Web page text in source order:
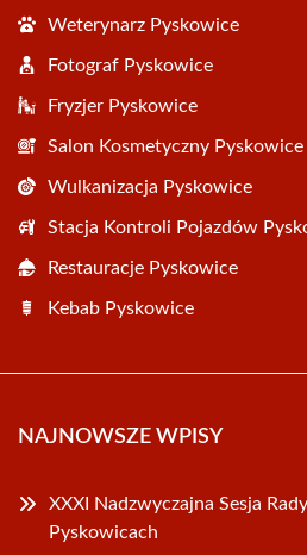
Weterynarz Pyskowice
Fotograf Pyskowice
Fryzjer Pyskowice
Salon Kosmetyczny Pyskowice
Wulkanizacja Pyskowice
Stacja Kontroli Pojazdów
Restauracje Pyskowice
Kebab Pyskowice
NAJNOWSZE WPISY
XXXI Nadzwyczajna Sesja
Pyskowicach